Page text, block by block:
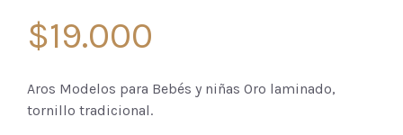
$19.000
Aros Modelos para Bebés y niñas Oro laminado,
tornillo tradicional.